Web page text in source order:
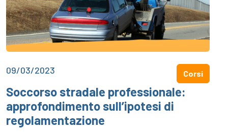
09/03/2023 Corsi
Soccorso stradale professionale:
approfondimento sull’ipotesi di
regolamentazione